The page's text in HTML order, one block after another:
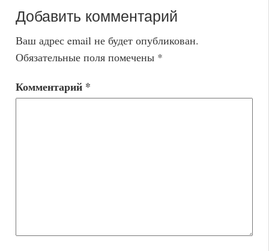
Добавить комментарий
Ваш адрес email не будет опубликован.
Обязательные поля помечены *
Комментарий *